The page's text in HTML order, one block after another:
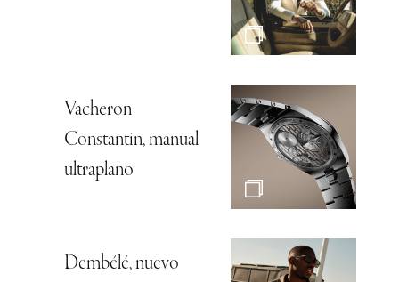
Vacheron
Constantin, manual
ultraplano
Dembélé, nuevo